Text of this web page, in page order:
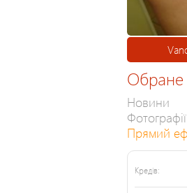
Обране
Новини
Фотографії
Прямий
Кредів: